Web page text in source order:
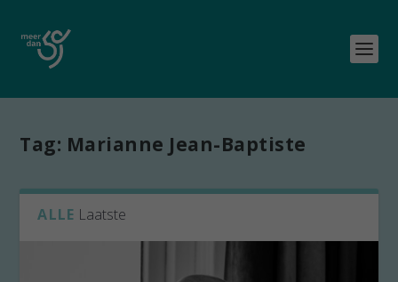
Tag: Marianne Jean-Baptiste
ALLE Laatste